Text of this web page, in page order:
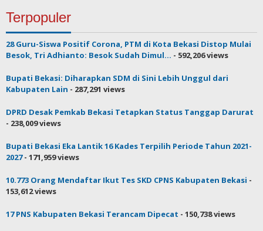
Terpopuler
28 Guru-Siswa Positif Corona, PTM di Kota Bekasi Distop Mulai
Besok, Tri Adhianto: Besok Sudah Dimul... - 592,206 views
Bupati Bekasi: Diharapkan SDM di Sini Lebih Unggul dari
Kabupaten Lain - 287,291 views
DPRD Desak Pemkab Bekasi Tetapkan Status Tanggap Darurat
- 238,009 views
Bupati Bekasi Eka Lantik 16 Kades Terpilih Periode Tahun 2021-
2027- 171,959 views
10.773 Orang Mendaftar Ikut Tes SKD CPNS Kabupaten Bekasi -
153,612 views
17 PNS Kabupaten Bekasi Terancam Dipecat - 150,738 views